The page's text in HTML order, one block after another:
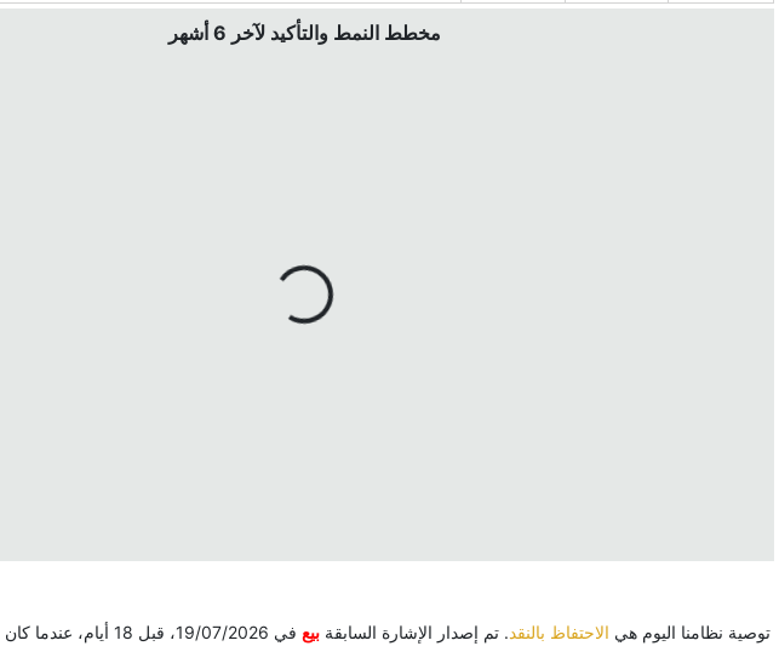
مخطط النمط والتأكيد لآخر 6 أشهر
توصية نظامنا اليوم هي الاحتفاظ بالنقد. تم إصدار الإشارة السابقة بيع